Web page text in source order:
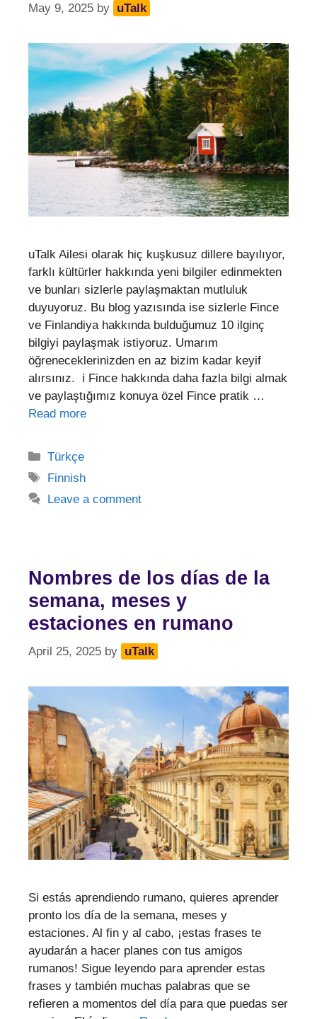
May 9, 2025 by uTalk
uTalk Ailesi olarak hiç kuşkusuz dillere bayılıyor,
farklı kültürler hakkında yeni bilgiler edinmekten
ve bunları sizlerle paylaşmaktan mutluluk
duyuyoruz. Bu blog yazısında ise sizlerle Fince
ve Finlandiya hakkında bulduğumuz 10 ilginç
bilgiyi paylaşmak istiyoruz. Umarım
öğreneceklerinizden en az bizim kadar keyif
alırsınız. ℹ️ Fince hakkında daha fazla bilgi almak
ve paylaştığımız konuya özel Fince pratik …
Read more
Categories
Türkçe
Tags
Finnish
Leave a comment
Nombres de los días de la
semana, meses y
estaciones en rumano
April 25, 2025 by uTalk
Si estás aprendiendo rumano, quieres aprender
pronto los día de la semana, meses y
estaciones. Al fin y al cabo, ¡estas frases te
ayudarán a hacer planes con tus amigos
rumanos! Sigue leyendo para aprender estas
frases y también muchas palabras que se
refieren a momentos del día para que puedas ser